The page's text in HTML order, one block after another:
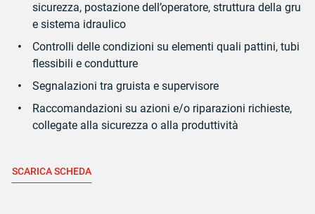
sicurezza, postazione dell’operatore, struttura della gru
e sistema idraulico
Controlli delle condizioni su elementi quali pattini, tubi
flessibili e condutture
Segnalazioni tra gruista e supervisore
Raccomandazioni su azioni e/o riparazioni richieste,
collegate alla sicurezza o alla produttività
SCARICA SCHEDA